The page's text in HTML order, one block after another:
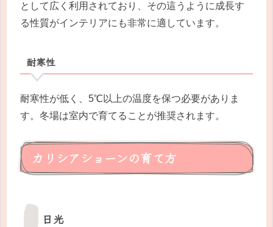
として広く利用されており、その這うように成長す
る性質がインテリアにも非常に適しています。
耐寒性
耐寒性が低く、5℃以上の温度を保つ必要がありま
す。冬場は室内で育てることが推奨されます。
カリシアショーンの育て方
日光